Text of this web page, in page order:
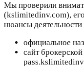
Мы проверили
(kslimitedinv.com),
нюансы
официальное
сайт